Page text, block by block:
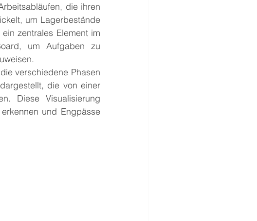
die ihren
um Lagerbestände
zentrales Element im
um Aufgaben zu
verschiedene Phasen
die von einer
Diese Visualisierung
und Engpässe